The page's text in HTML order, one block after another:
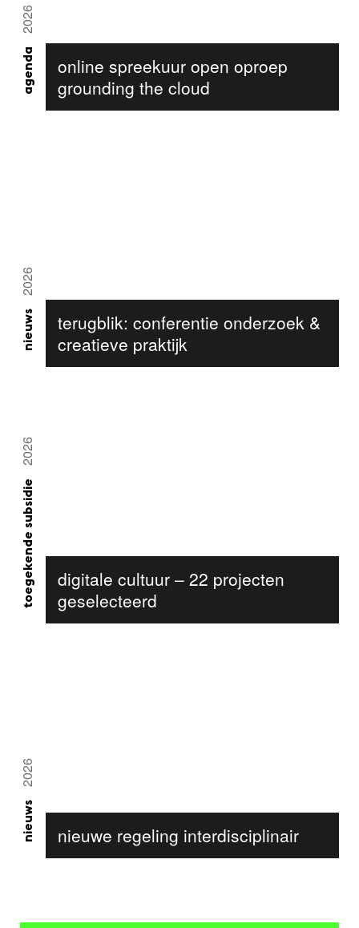
online spreekuur open oproep
grounding the cloud
agenda
2026
terugblik: conferentie onderzoek &
creatieve praktijk
nieuws
2026
digitale cultuur – 22 projecten
geselecteerd
toegekende subsidie
2026
nieuwe regeling interdisciplinair
nieuws
2026